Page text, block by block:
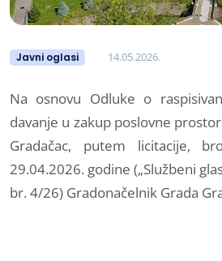
Javni oglasi 14.05.2026.
Na osnovu Odluke o
davanje u zakup poslovne
Gradačac, putem licitacije,
29.04.2026. godine („Službeni
br. 4/26) Gradonačelnik Grada